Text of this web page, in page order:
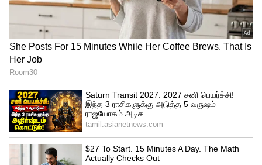
900 மிமீ விட்டம் கொண்ட குழாயை,
குழாயின் அதே சாய்வுடன் இயந்திரம்
வைத்தால் மட்டுமே, குழாயை மேலும்
தள்ளுவது சாத்தியமாகும் என்று பணியைச்
செயல்படுத்தும் சிறப்பு நிறுவனத்தால்
முடிவு செய்யப்பட்டு ஒப்புக்கொள்ளப்பட்டது"
என்று அந்த அறிக்கையில் கூறப்பட்டுள்ளது.
2018 ஆம் ஆண்டில் தாய்லாந்தில் உள்ள ஒரு
குகையில் சிக்கிய குழந்தைகளை
வெற்றிகரமாக மீட் குழு உட்பட தாய்லாந்து